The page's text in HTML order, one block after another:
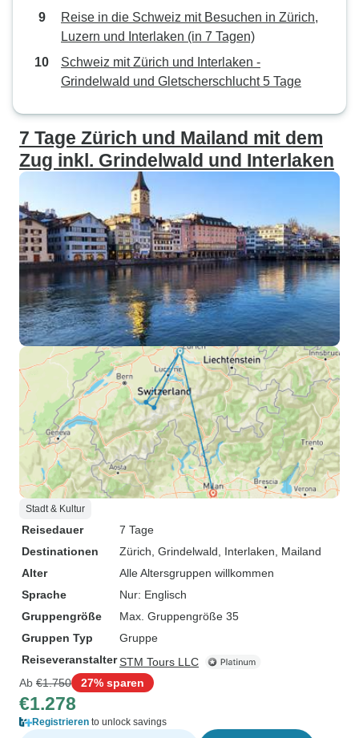
Reise in die Schweiz mit Besuchen in Zürich,
Luzern und Interlaken (in 7 Tagen)
Schweiz mit Zürich und Interlaken -
Grindelwald und Gletscherschlucht 5 Tage
7 Tage Zürich und Mailand mit dem
Zug inkl. Grindelwald und Interlaken
Stadt & Kultur
Reisedauer
7 Tage
Destinationen
Zürich , Grindelwald , Interlaken , Mailand
Alter
Alle Altersgruppen willkommen
Sprache
Nur: Englisch
Gruppengröße
Max. Gruppengröße 35
Gruppen Typ
Gruppe
ReiseveranstalterSTM Tours LLC
Ab €1.750 27% sparen
€1.278
Registrieren to unlock savings